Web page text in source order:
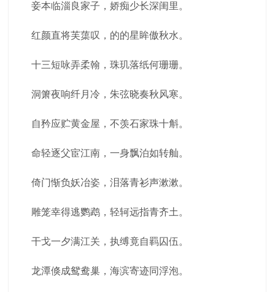
妾本临淄良家子，娇痴少长深闺里。
红颜直将芙蕖叹，的的星眸傲秋水。
十三短咏弄柔翰，珠玑落纸何珊珊。
洞箫夜响纤月冷，朱弦晓奏秋风寒。
自矜应贮黄金屋，不羡石家珠十斛。
命轻逐父宦江南，一身飘泊如转舢。
倚门惭负妖冶姿，泪落青衫声漱漱。
雕笼幸得逃鹦鹉，轻轲远指青齐土。
干戈一夕满江关，执缚竟自羁囚伍。
龙潭倏成鸳鸯巢，海滨寄迹同浮泡。